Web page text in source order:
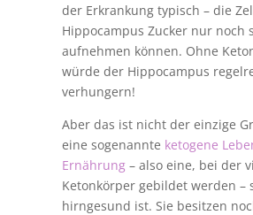
der Erkrankung typisch – die
Hippocampus Zucker nur noch
aufnehmen können. Ohne
würde der Hippocampus
verhungern!
Aber das ist nicht der einzige
eine sogenannte ketogene
Ernährung– also eine, bei der
Ketonkörper gebildet werden –
hirngesund ist. Sie besitzen